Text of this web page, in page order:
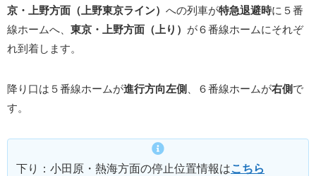
京・上野方面（上野東京ライン） への列車が特急退避時に５番
線ホームへ、 東京・上野方面（上り） が６番線ホームにそれぞ
れ到着します。
降り口は５番線ホームが進行方向左側 、６番線ホームが右側で
す。
下り：小田原・熱海方面の停止位置情報はこちら